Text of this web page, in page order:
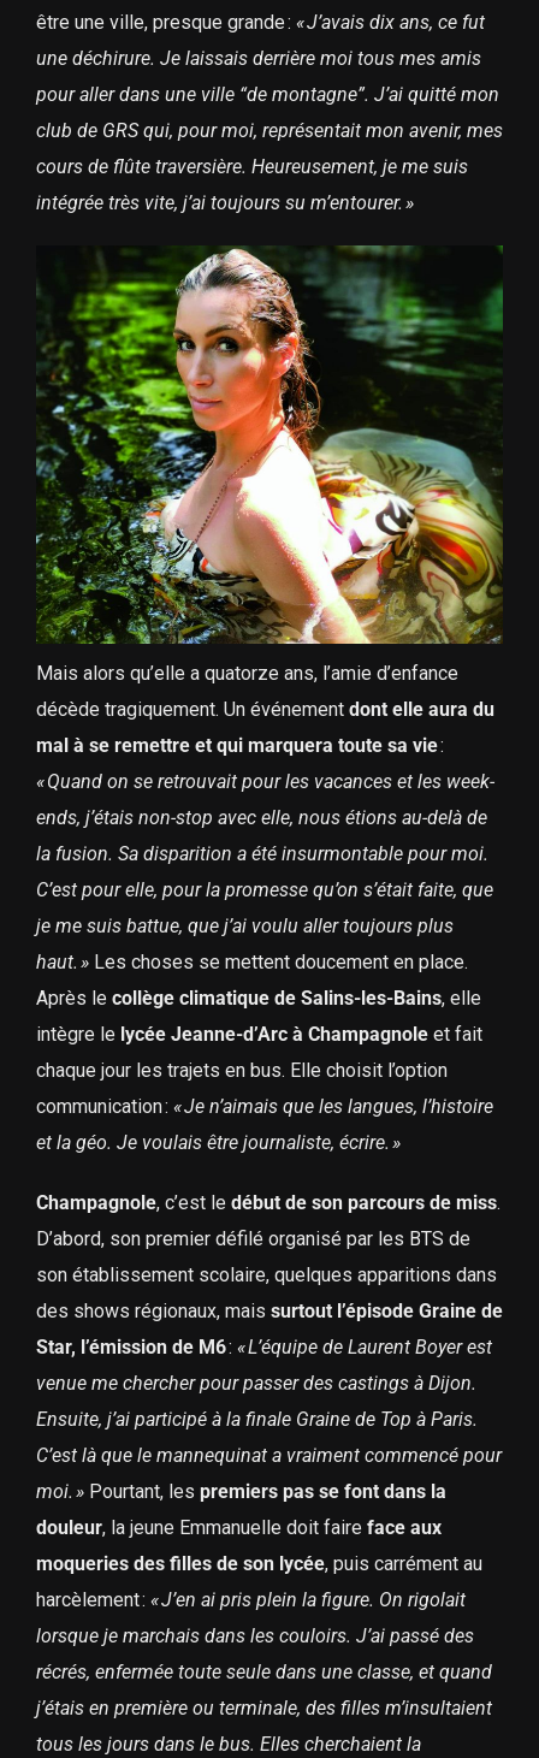
être une ville, presque grande : « J’avais dix ans, ce fut
une déchirure. Je laissais derrière moi tous mes amis
pour aller dans une ville “de montagne”. J’ai quitté mon
club de GRS qui, pour moi, représentait mon avenir, mes
cours de flûte traversière. Heureusement, je me suis
intégrée très vite, j’ai toujours su m’entourer. »
Mais alors qu’elle a quatorze ans, l’amie d’enfance
décède tragiquement. Un événement dont elle aura du
mal à se remettre et qui marquera toute sa vie:
« Quand on se retrouvait pour les vacances et les week-
ends, j’étais non-stop avec elle, nous étions au-delà de
la fusion. Sa disparition a été insurmontable pour moi.
C’est pour elle, pour la promesse qu’on s’était faite, que
je me suis battue, que j’ai voulu aller toujours plus
haut. »Les choses se mettent doucement en place.
Après le collège climatique de Salins-les-Bains, elle
intègre le lycée Jeanne-d’Arc à Champagnoleet fait
chaque jour les trajets en bus. Elle choisit l’option
communication : « Je n’aimais que les langues, l’histoire
et la géo. Je voulais être journaliste, écrire. »
Champagnole, c’est le début de son parcours de miss.
D’abord, son premier défilé organisé par les BTS de
son établissement scolaire, quelques apparitions dans
des shows régionaux, mais surtout l’épisode Graine de
Star, l’émission de M6: « L’équipe de Laurent Boyer est
venue me chercher pour passer des castings à Dijon.
Ensuite, j’ai participé à la finale Graine de Top à Paris.
C’est là que le mannequinat a vraiment commencé pour
moi. »Pourtant, les premiers pas se font dans la
douleur, la jeune Emmanuelle doit faire face aux
moqueries des filles de son lycée, puis carrément au
harcèlement : « J’en ai pris plein la figure. On rigolait
lorsque je marchais dans les couloirs. J’ai passé des
récrés, enfermée toute seule dans une classe, et quand
j’étais en première ou terminale, des filles m’insultaient
tous les jours dans le bus. Elles cherchaient la